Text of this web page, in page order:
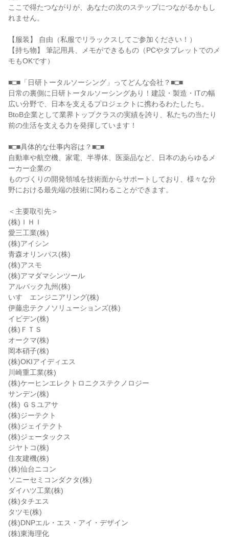
ここで得たつながりが、あなたの次のステップにつながるかもし
れません。
【服装】 自由（私服でリラックスしてご参加ください！）
【持ち物】 筆記用具、メモができるもの（PCやタブレットでのメ
モもOKです）
■□■「日研トータルソーシング」ってどんな会社？■□■
日常の裏側に日研トータルソーシングあり！建設・製造・ITの幅
広い分野で、日本を支えるプロジェクトに携わるわたしたち。
BtoB企業として業界トップクラスの実績を誇り、私たちの当たり
前の生活を支える力を発揮しています！
■□■具体的な仕事内容は？■□■
自動車や航空機、家電、半導体、医薬品など、日本のあらゆるメ
ーカー企業の
ものづくりの開発領域を技術面からサポートしており、様々な分
野における最先端の技術に関わることができます。
＜主要取引先＞
(株)ＩＨＩ
愛三工業(株)
(株)アイシン
青森オリンパス(株)
(株)アスモ
(株)アマダマシンツール
アルバック九州(株)
いすゞエンジニアリング(株)
伊藤忠テクノソリューションズ(株)
イビデン(株)
(株)ＦＴＳ
オークマ(株)
岡本硝子(株)
(株)OKIアイディエス
川崎重工業(株)
(株)ケーヒンエレクトロニクステクノロジー
サンデン(株)
(株) ＧＳユアサ
(株)ジーテクト
(株)ジェイテクト
(株)ジェータックス
ジヤトコ(株)
住友建機(株)
(株)仙台ニコン
ソニーセミコンダクタ(株)
ダイハツ工業(株)
(株)タチエス
タツモ(株)
(株)DNPエル・エス・アイ・デザイン
(株)東海理化